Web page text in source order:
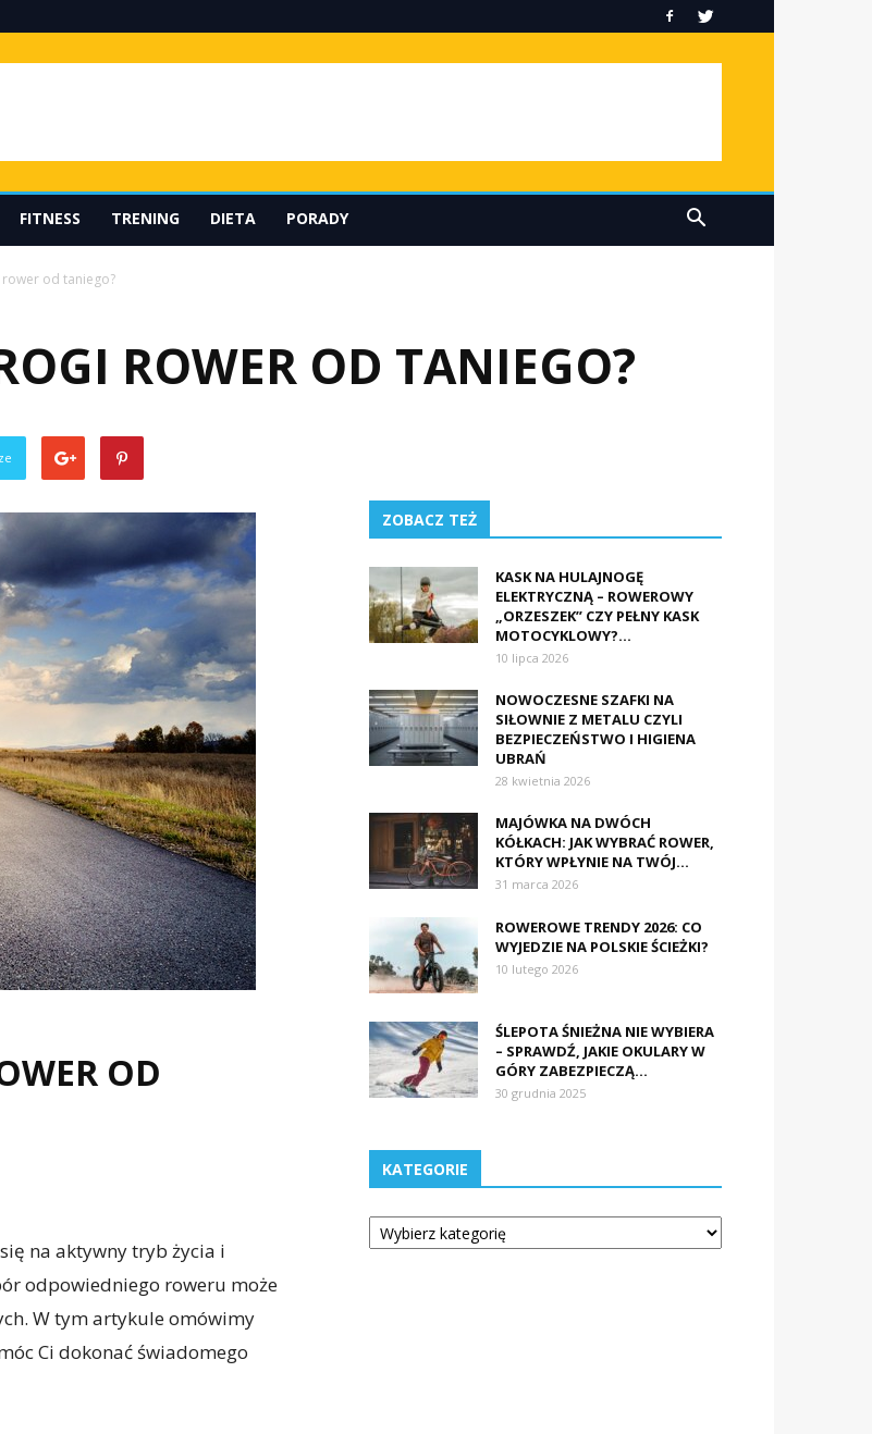
FITNESS TRENING DIETA PORADY
od taniego?
ROWER OD TANIEGO?
OD
na aktywny tryb życia i
odpowiedniego roweru może
W tym artykule omówimy
Ci dokonać świadomego
ZOBACZ TEŻ
KASK NA HULAJNOGĘ
ELEKTRYCZNĄ – ROWEROWY
„ORZESZEK” CZY PEŁNY KASK
MOTOCYKLOWY?...
10 lipca 2026
NOWOCZESNE SZAFKI NA
SIŁOWNIE Z METALU CZYLI
BEZPIECZEŃSTWO I HIGIENA
UBRAŃ
28 kwietnia 2026
MAJÓWKA NA DWÓCH
KÓŁKACH: JAK WYBRAĆ ROWER,
KTÓRY WPŁYNIE NA TWÓJ...
31 marca 2026
ROWEROWE TRENDY 2026: CO
WYJEDZIE NA POLSKIE ŚCIEŻKI?
10 lutego 2026
ŚLEPOTA ŚNIEŻNA NIE WYBIERA
– SPRAWDŹ, JAKIE OKULARY W
GÓRY ZABEZPIECZĄ...
30 grudnia 2025
KATEGORIE
Kategorie